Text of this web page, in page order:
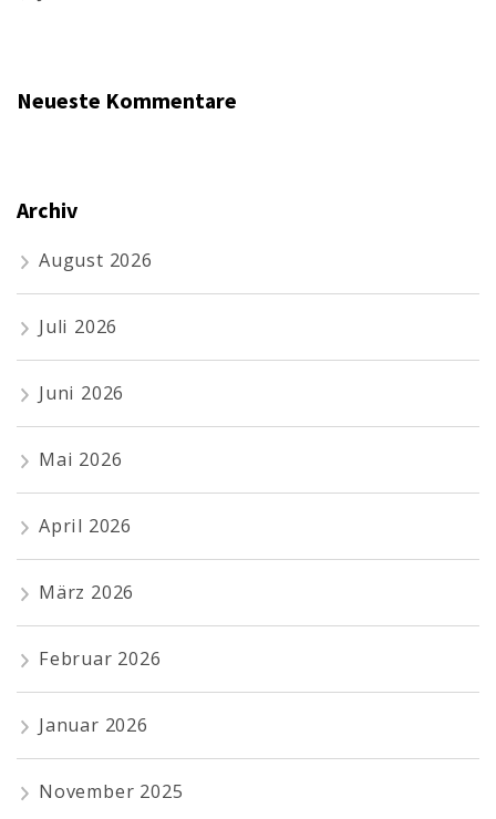
Neueste Kommentare
Archiv
August 2026
Juli 2026
Juni 2026
Mai 2026
April 2026
März 2026
Februar 2026
Januar 2026
November 2025